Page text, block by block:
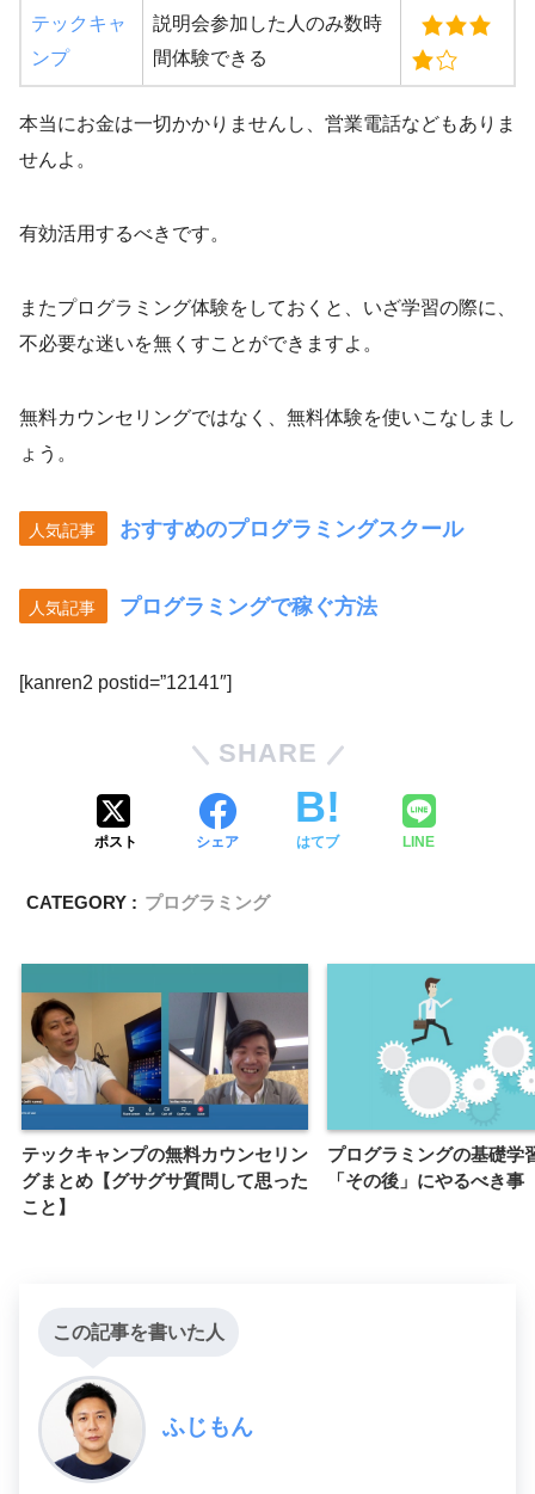
テックキャ
ンプ
説明会参加した人のみ数時
間体験できる
本当にお金は一切かかりませんし、営業電話などもありま
せんよ。
有効活用するべきです。
またプログラミング体験をしておくと、いざ学習の際に、
不必要な迷いを無くすことができますよ。
無料カウンセリングではなく、無料体験を使いこなしまし
ょう。
人気記事 おすすめのプログラミングスクール
人気記事 プログラミングで稼ぐ方法
[kanren2 postid=”12141″]
SHARE
ポスト シェア はてブ LINE
CATEGORY : プログラミング
テックキャンプの無料カウンセリン
グまとめ【グサグサ質問して思った
こと】
プログラミングの基礎学
「その後」にやるべき事
この記事を書いた人
ふじもん